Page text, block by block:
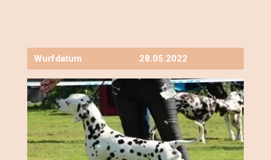
Wurfdatum 28.05.2022